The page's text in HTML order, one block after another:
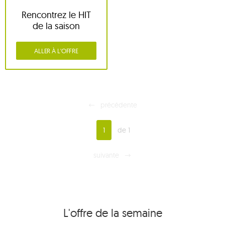
Rencontrez le HIT
de la saison
ALLER À L'OFFRE
1 de 1
L'offre de la semaine